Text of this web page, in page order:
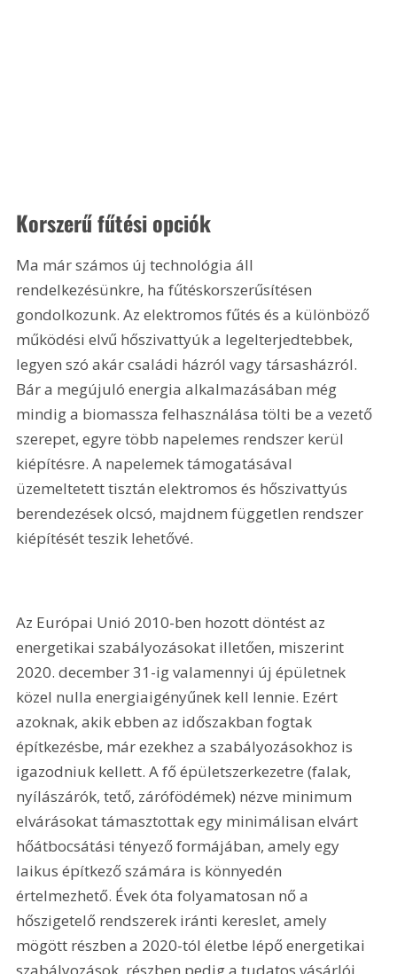
Korszerű fűtési opciók
Ma már számos új technológia áll
rendelkezésünkre, ha fűtéskorszerűsítésen
gondolkozunk. Az elektromos fűtés és a különböző
működési elvű hőszivattyúk a legelterjedtebbek,
legyen szó akár családi házról vagy társasházról.
Bár a megújuló energia alkalmazásában még
mindig a biomassza felhasználása tölti be a vezető
szerepet, egyre több napelemes rendszer kerül
kiépítésre. A napelemek támogatásával
üzemeltetett tisztán elektromos és hőszivattyús
berendezések olcsó, majdnem független rendszer
kiépítését teszik lehetővé.
Az Európai Unió 2010-ben hozott döntést az
energetikai szabályozásokat illetően, miszerint
2020. december 31-ig valamennyi új épületnek
közel nulla energiaigényűnek kell lennie. Ezért
azoknak, akik ebben az időszakban fogtak
építkezésbe, már ezekhez a szabályozásokhoz is
igazodniuk kellett. A fő épületszerkezetre (falak,
nyílászárók, tető, zárófödémek) nézve minimum
elvárásokat támasztottak egy minimálisan elvárt
hőátbocsátási tényező formájában, amely egy
laikus építkező számára is könnyedén
értelmezhető. Évek óta folyamatosan nő a
hőszigetelő rendszerek iránti kereslet, amely
mögött részben a 2020-tól életbe lépő energetikai